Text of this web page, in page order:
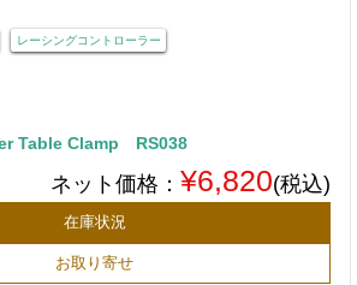
レーシングコントローラー
Table Clamp RS038
ネット価格： ¥6,820(税込)
在庫状況
お取り寄せ